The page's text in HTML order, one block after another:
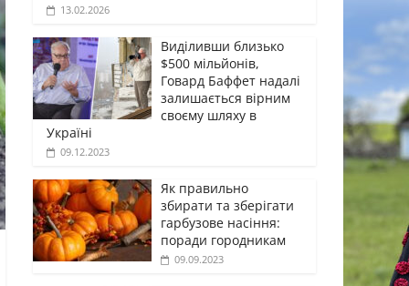
13.02.2026
Виділивши близько
$500 мільйонів,
Говард Баффет надалі
залишається вірним
своєму шляху в
Україні
09.12.2023
Як правильно
збирати та зберігати
гарбузове насіння:
поради городникам
09.09.2023